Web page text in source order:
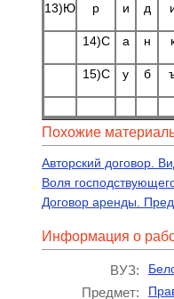
13)Ю р и д
14)С а н
15)С у б
Похожие
Авторский договор.
Воля
Договор аренды.
Информация о
ВУЗ:
Предмет: